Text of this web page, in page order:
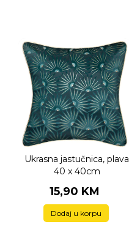
Ukrasna jastučnica, plava
40 x 40cm
15,90 KM
Dodaj u korpu